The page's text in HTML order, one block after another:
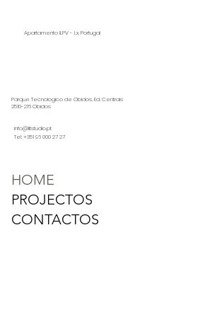
Apartamento ILPV - Lx, Portugal
info@litstudio.pt
Tel: +351 96 000 27 27
Parque Tecnologico de Obidos, Ed. Centrais
2510-216 Obidos
HOME
PROJECTOS
CONTACTOS